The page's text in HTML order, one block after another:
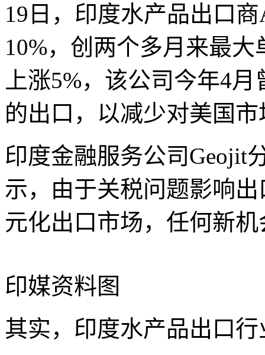
19日，印度水产品出口
10%，创两个多月来最大
上涨5%，该公司今年4
的出口，以减少对美国
印度金融服务公司Geojit
示，由于关税问题影响
元化出口市场，任何新
印媒资料图
其实，印度水产品出口